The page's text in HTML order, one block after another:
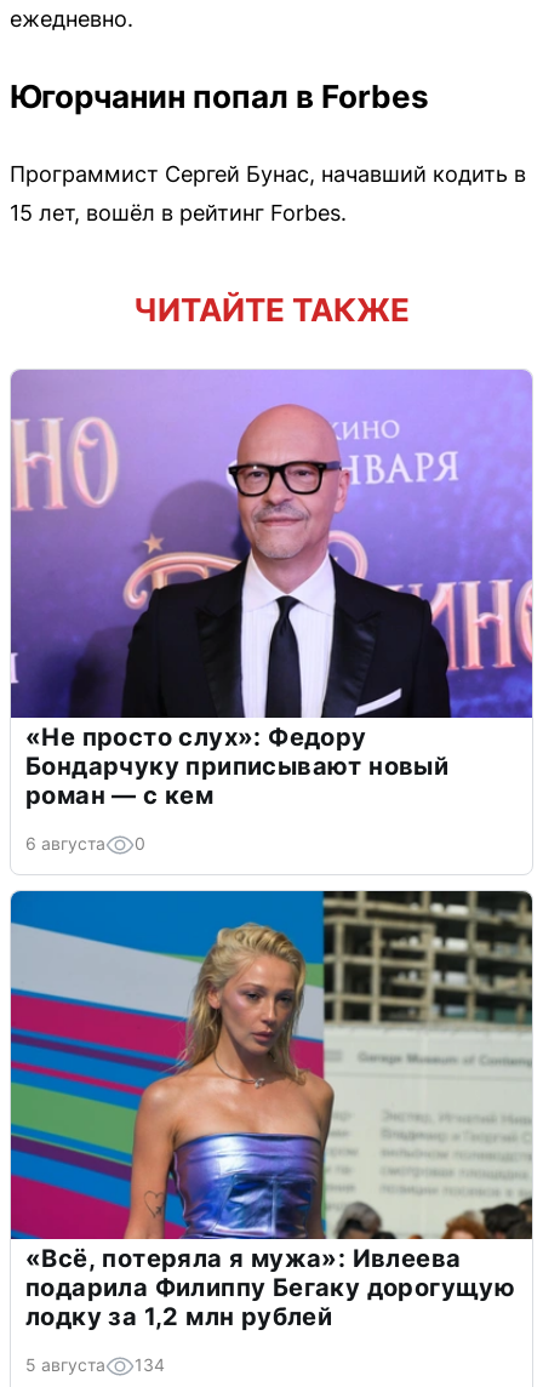
ежедневно.
Югорчанин попал в Forbes
Программист Сергей Бунас, начавший кодить в
15 лет, вошёл в рейтинг Forbes.
ЧИТАЙТЕ ТАКЖЕ
«Не просто слух»: Федору
Бондарчуку приписывают новый
роман — с кем
6 августа 0
«Всё, потеряла я мужа»: Ивлеева
подарила Филиппу Бегаку дорогущую
лодку за 1,2 млн рублей
5 августа 134